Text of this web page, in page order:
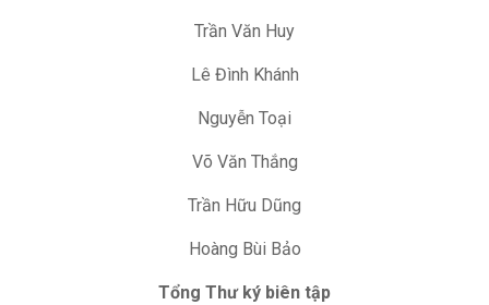
Trần Văn Huy
Lê Đình Khánh
Nguyễn Toại
Võ Văn Thắng
Trần Hữu Dũng
Hoàng Bùi Bảo
Tổng Thư ký biên tập